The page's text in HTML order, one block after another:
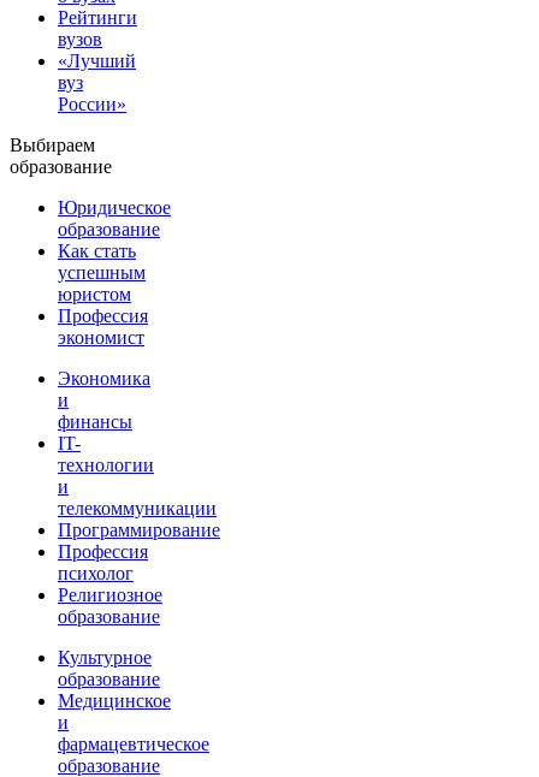
Рейтинги
вузов
«Лучший
вуз
России»
Выбираем
образование
Юридическое
образование
Как стать
успешным
юристом
Профессия
экономист
Экономика
и
финансы
IT-
технологии
и
телекоммуникации
Программирование
Профессия
психолог
Религиозное
образование
Культурное
образование
Медицинское
и
фармацевтическое
образование